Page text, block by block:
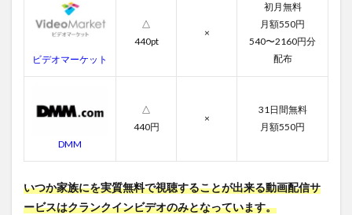
き替
え動
画
3
族に
ネタ
バレ
ビデオマーケット
△
440pt
×
初月無料
月額550円
540〜2160円分
配布
DMM
△
440円
×
31日間無料
月額550円
いつか家族にを実質無料で視聴することが出来る動画配信サ
ービスはクランクインビデオのみとなっています。